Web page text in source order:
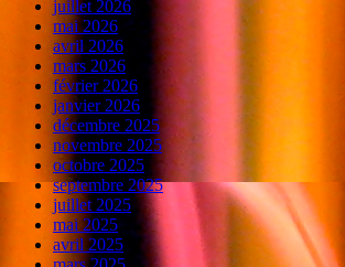
juillet 2026
mai 2026
avril 2026
mars 2026
février 2026
janvier 2026
décembre 2025
novembre 2025
octobre 2025
septembre 2025
juillet 2025
mai 2025
avril 2025